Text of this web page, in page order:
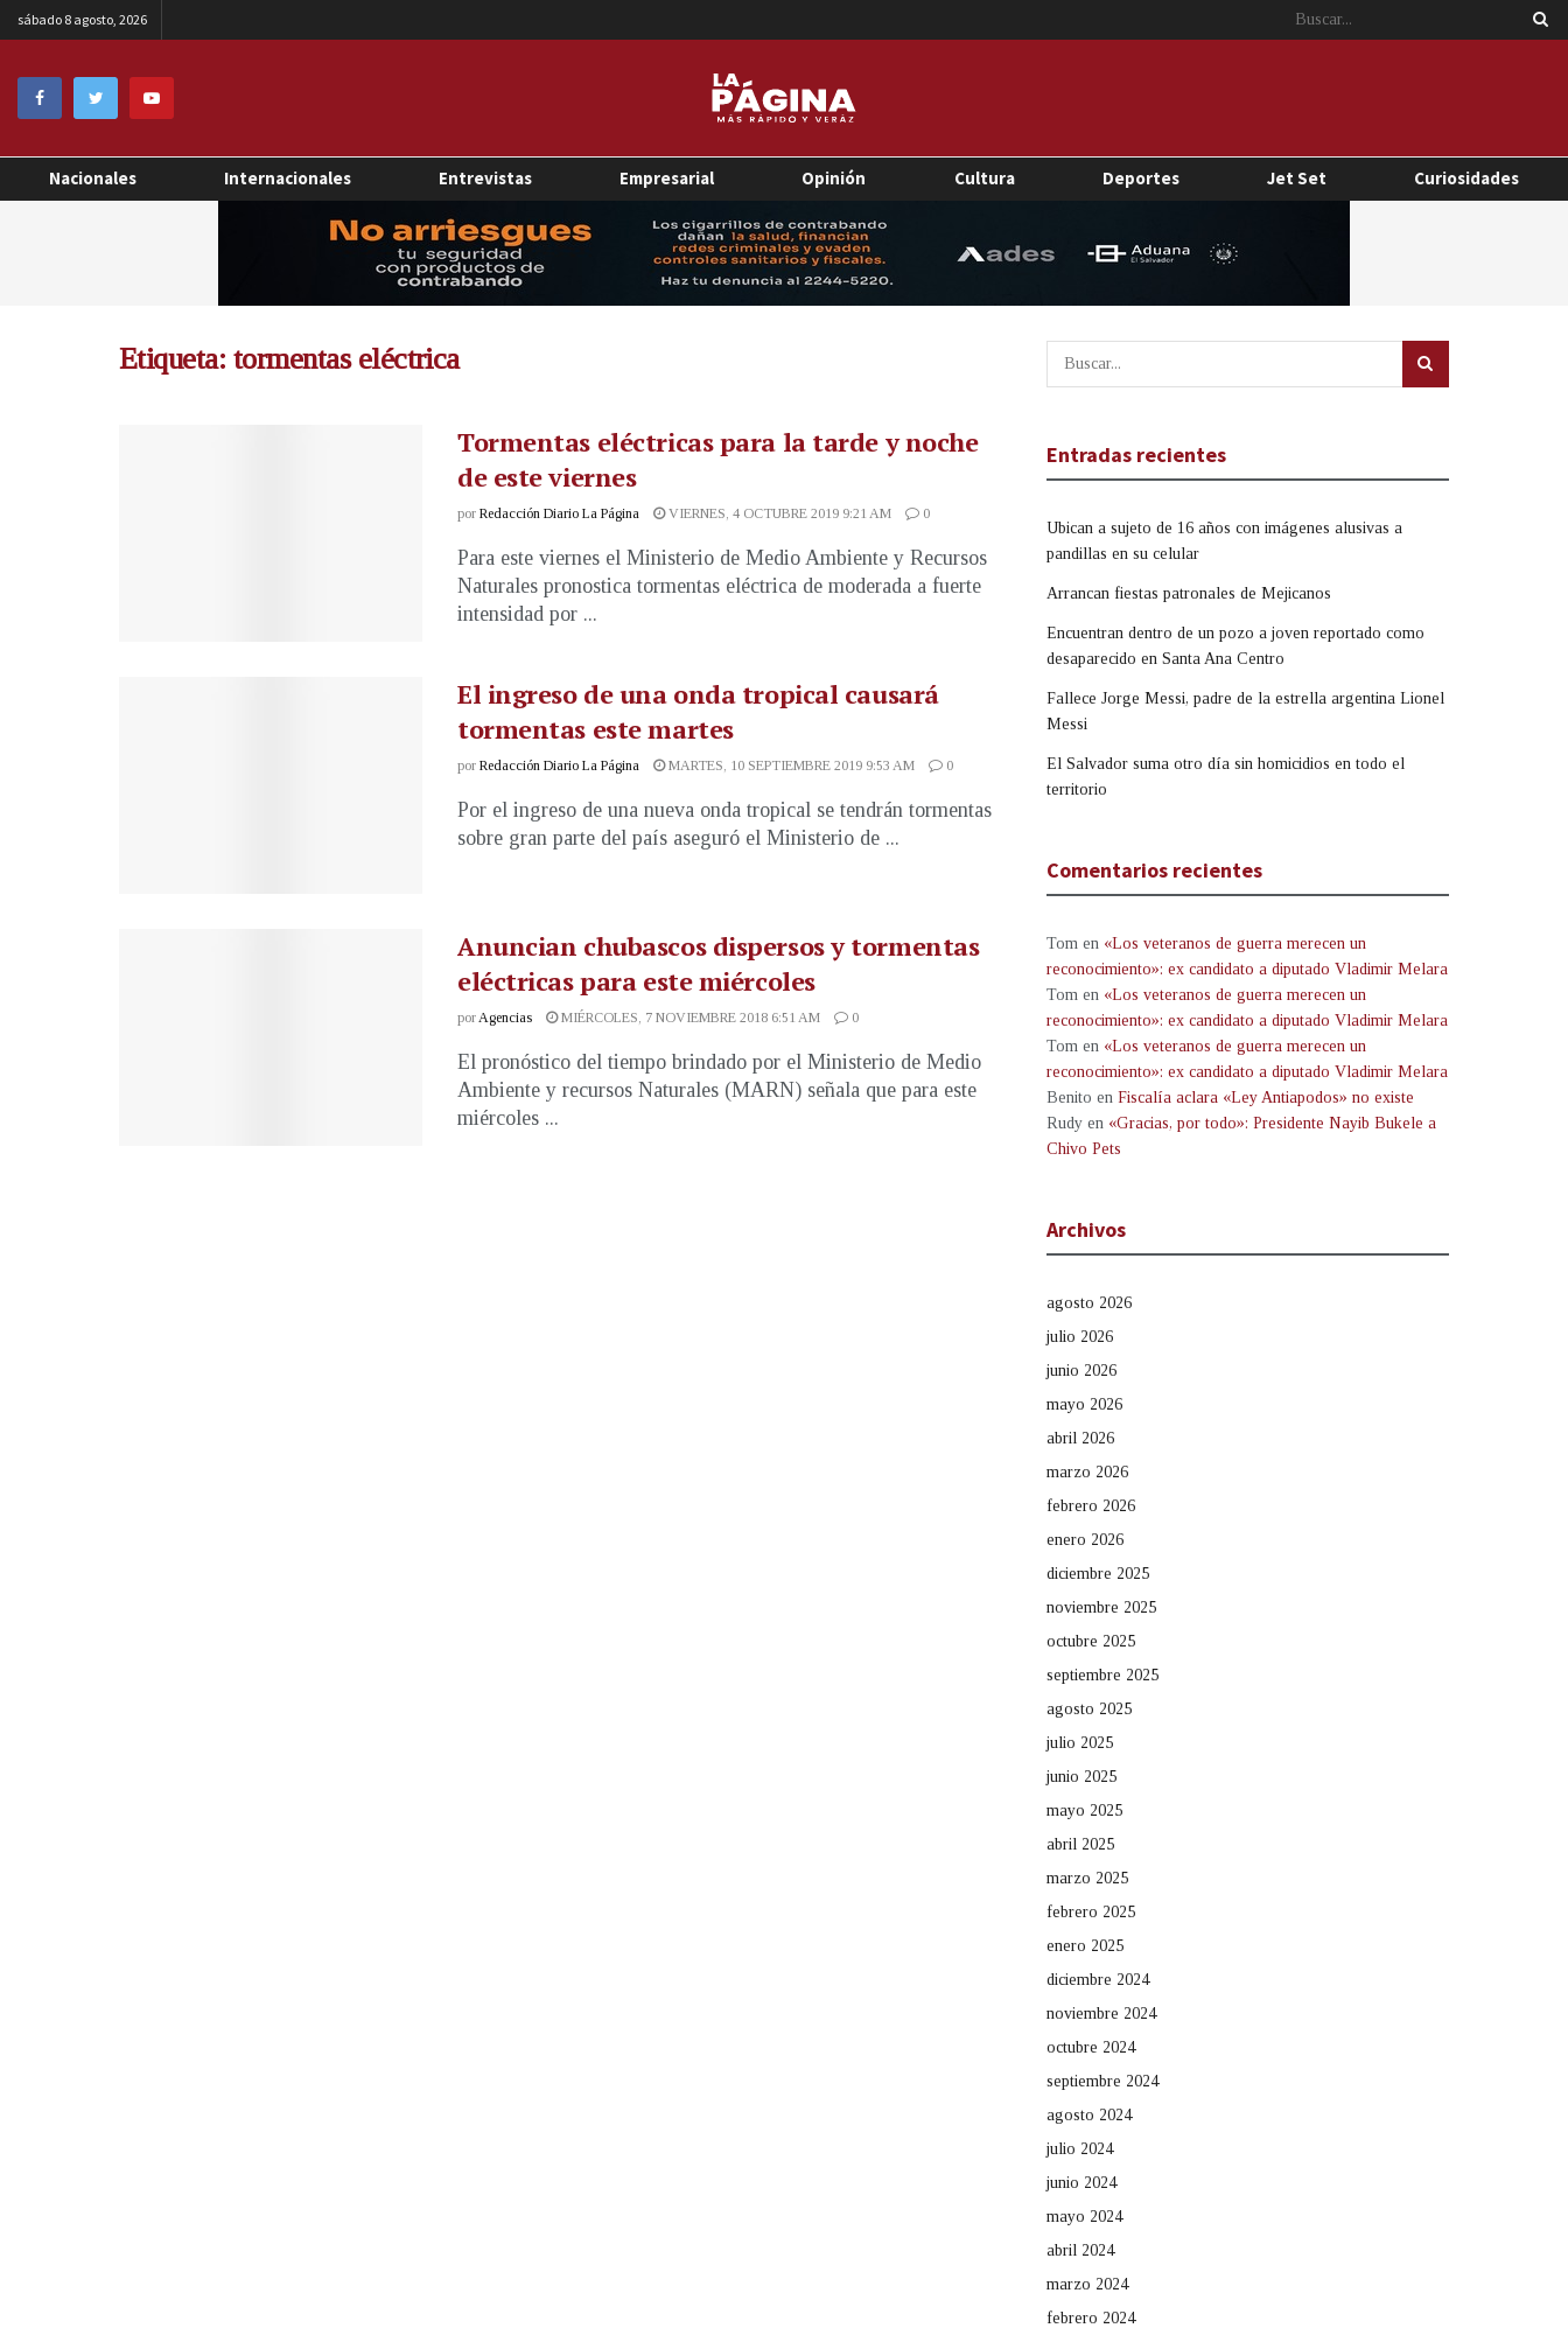
sábado 8 agosto, 2026
Nacionales Internacionales Entrevistas Empresarial Opinión Cultura Deportes Jet Set Curiosidades
Etiqueta: tormentas eléctrica
Tormentas eléctricas para la tarde y noche
de este viernes
por Redacción Diario La Página VIERNES, 4 OCTUBRE 2019 9:21 AM 0
Para este viernes el Ministerio de Medio Ambiente y Recursos
Naturales pronostica tormentas eléctrica de moderada a fuerte
intensidad por ...
El ingreso de una onda tropical causará
tormentas este martes
por Redacción Diario La Página MARTES, 10 SEPTIEMBRE 2019 9:53 AM 0
Por el ingreso de una nueva onda tropical se tendrán tormentas
sobre gran parte del país aseguró el Ministerio de ...
Anuncian chubascos dispersos y tormentas
eléctricas para este miércoles
por Agencias MIÉRCOLES, 7 NOVIEMBRE 2018 6:51 AM 0
El pronóstico del tiempo brindado por el Ministerio de Medio
Ambiente y recursos Naturales (MARN) señala que para este
miércoles ...
Entradas recientes
Ubican a sujeto de 16 años con imágenes alusivas a
pandillas en su celular
Arrancan fiestas patronales de Mejicanos
Encuentran dentro de un pozo a joven reportado como
desaparecido en Santa Ana Centro
Fallece Jorge Messi, padre de la estrella argentina Lionel
Messi
El Salvador suma otro día sin homicidios en todo el
territorio
Comentarios recientes
Tom en «Los veteranos de guerra merecen un
reconocimiento»: ex candidato a diputado Vladimir Melara
Tom en «Los veteranos de guerra merecen un
reconocimiento»: ex candidato a diputado Vladimir Melara
Tom en «Los veteranos de guerra merecen un
reconocimiento»: ex candidato a diputado Vladimir Melara
Benito en Fiscalía aclara «Ley Antiapodos» no existe
Rudy en «Gracias, por todo»: Presidente Nayib Bukele a
Chivo Pets
Archivos
agosto 2026
julio 2026
junio 2026
mayo 2026
abril 2026
marzo 2026
febrero 2026
enero 2026
diciembre 2025
noviembre 2025
octubre 2025
septiembre 2025
agosto 2025
julio 2025
junio 2025
mayo 2025
abril 2025
marzo 2025
febrero 2025
enero 2025
diciembre 2024
noviembre 2024
octubre 2024
septiembre 2024
agosto 2024
julio 2024
junio 2024
mayo 2024
abril 2024
marzo 2024
febrero 2024